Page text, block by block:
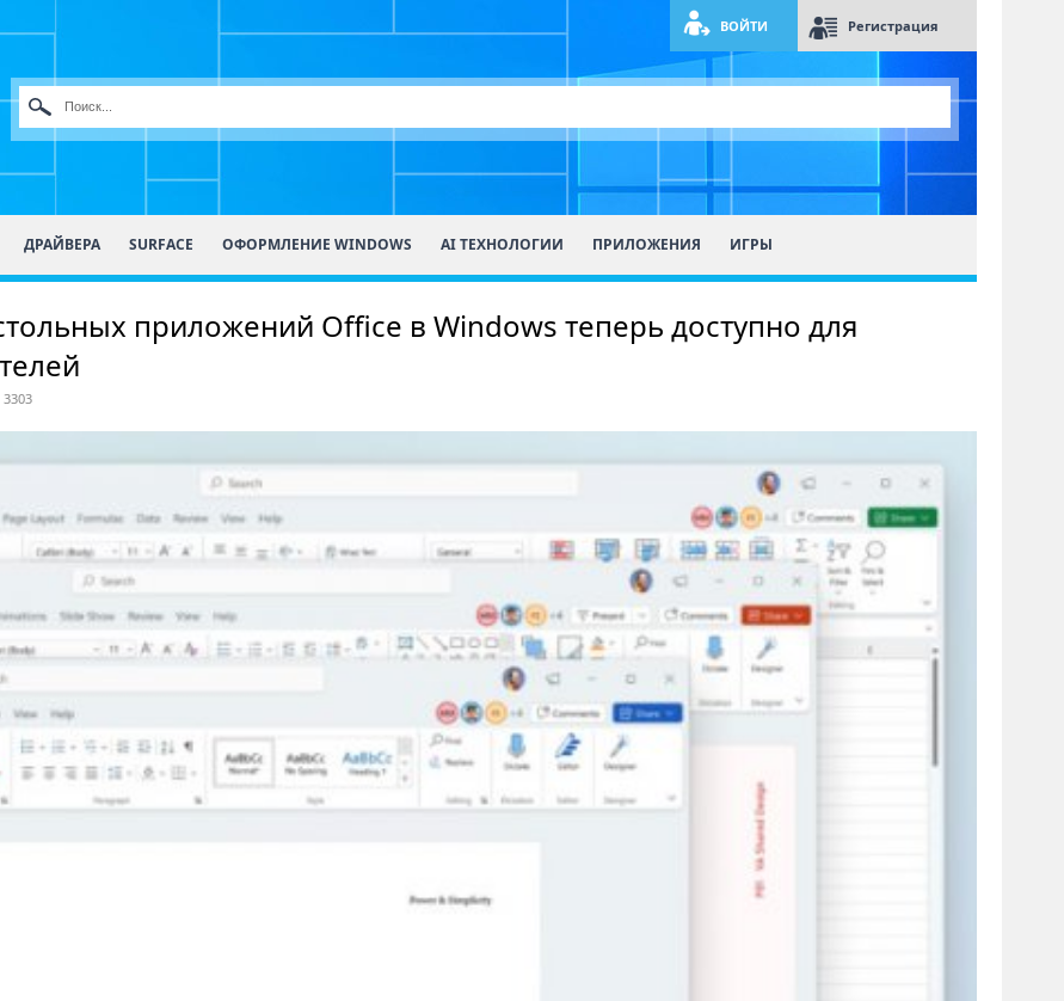
ВОЙТИ Регистрация
ДРАЙВЕРА SURFACE ОФОРМЛЕНИЕ WINDOWS AI ТЕХНОЛОГИИ ПРИЛОЖЕНИЯ ИГРЫ
приложений Office в Windows теперь доступно для